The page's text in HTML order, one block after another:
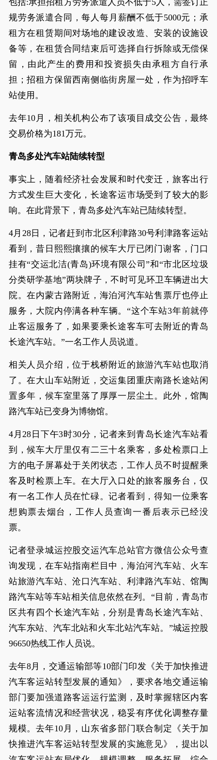
包括:承担招租方劳务派遣人员不低于5人，需签订正
规劳务派遣合同，每人每月薪酬不低于5000元；承
租方在租赁期间对场地的建设改造、安装的设施设
备等，在租赁合同结束后可选择自行拆除或无偿保
留，由此产生的费用和投资损失由承租方自行承
担；招租方保留西南侧临街房屋一处，作为招呼车
站使用。
去年10月，相关机构公布了该项目成交公告，最终
交易价格为181万元。
青岛多处汽车站陆续转型
事实上，随着经济社会发展和时代变迁，旅客出行
方式发生巨大变化，长途客运市场受到了较大的影
响。在此背景下，青岛多处汽车站已陆续转型。
4月28日，记者赶到市北区利津路30号利津路客运站
看到，昔日熙熙攘攘的候车大厅已闭门谢客，门口
挂有“交运北洁(青岛)环境有限公司”和“市北区垃圾
分类研学基地”两块牌子，不时可见环卫车辆进出大
院。在内蒙古路附近，海泊河汽车站售票厅也停止
服务，大院内停满各种车辆。“这个车站3年前就停
止客运服务了，如果要乘长途客车可去附近的青岛
长途汽车站。”一名工作人员说道。
相关人员介绍，位于栈桥附近的旅游汽车站也取消
了。在大山车站附近，交运集团重庆南路长途站闲
置多年，候车室里落了厚厚一层尘土。此外，馆陶
路汽车站已变身为博物馆。
4月28日下午3时30分，记者来到青岛长途汽车站看
到，候车大厅里仅有二三十名乘客，多处检票口上
方的电子屏幕处于关闭状态，工作人员不时提醒乘
客及时检票上车。在大厅入口处的旅客服务台，仅
有一名工作人员在忙碌。记者看到，得知一位乘客
想购票去烟台，工作人员查询一番后表示已经没
票。
记者登录城运控股交运汽车总站官方微信公众号查
询发现，在车站指南栏目中，海泊河汽车站、火车
站旅游汽车站、沧口汽车站、利津路汽车站、馆陶
路汽车站等车站相关信息依然在列。“目前，青岛市
区共有四个长途汽车站，分别是青岛长途汽车站、
汽车东站、汽车北站和火车北站汽车站。”城运控股
96650热线工作人员说。
去年8月，交通运输部等10部门印发《关于加快推进
汽车客运站转型发展的通知》，要求各地交通运输
部门要加强道路客运运行监测，及时掌握辖区内客
运站客流情况和经营状况，稳妥有序优化调整存量
规模。去年10月，山东省多部门联合制定《关于加
快推进汽车客运站转型发展的实施意见》，提出以